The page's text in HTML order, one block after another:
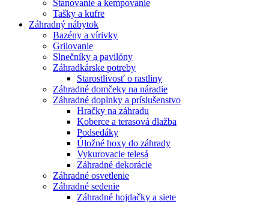
Stanovanie a kempovanie
Tašky a kufre
Záhradný nábytok
Bazény a vírivky
Grilovanie
Slnečníky a pavilóny
Záhradkárske potreby
Starostlivosť o rastliny
Záhradné domčeky na náradie
Záhradné doplnky a príslušenstvo
Hračky na záhradu
Koberce a terasová dlažba
Podsedáky
Úložné boxy do záhrady
Vykurovacie telesá
Záhradné dekorácie
Záhradné osvetlenie
Záhradné sedenie
Záhradné hojdačky a siete